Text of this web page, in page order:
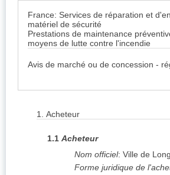
France: Services de réparation et
matériel de sécurité
Prestations de maintenance
moyens de lutte contre l'incendie
Avis de marché ou de concession -
1. Acheteur
1.1 Acheteur
Nom officiel: Ville de
Forme juridique de